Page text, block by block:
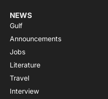
NEWS
Gulf
Announcements
Jobs
Literature
Travel
Interview